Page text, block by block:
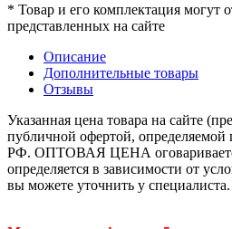
* Товар и его комплектация могут
представленных на сайте
Описание
Дополнительные товары
Отзывы
Указанная цена товара на сайте
публичной офертой,
РФ. ОПТОВАЯ ЦЕНА
определяется в зависимости от
вы можете уточнить у специалиста.